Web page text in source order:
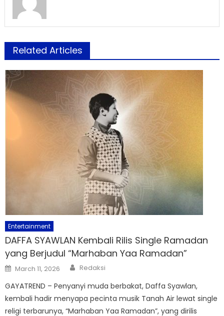
Related Articles
Entertainment
DAFFA SYAWLAN Kembali Rilis Single Ramadan
yang Berjudul “Marhaban Yaa Ramadan”
Posted
on
March 11, 2026 Author
Redaksi
GAYATREND – Penyanyi muda berbakat, Daffa Syawlan,
kembali hadir menyapa pecinta musik Tanah Air lewat single
religi terbarunya, “Marhaban Yaa Ramadan”, yang dirilis